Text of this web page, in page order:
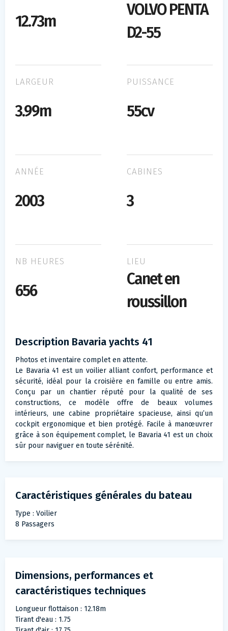
12.73m
VOLVO PENTA
D2-55
LARGEUR
3.99m
PUISSANCE
55cv
ANNÉE
2003
CABINES
3
NB HEURES
656
LIEU
Canet en
roussillon
Description Bavaria yachts 41
Photos et inventaire complet en attente.
Le Bavaria 41 est un voilier alliant confort, performance et
sécurité, idéal pour la croisière en famille ou entre amis.
Conçu par un chantier réputé pour la qualité de ses
constructions, ce modèle offre de beaux volumes
intérieurs, une cabine propriétaire spacieuse, ainsi qu’un
cockpit ergonomique et bien protégé. Facile à manœuvrer
grâce à son équipement complet, le Bavaria 41 est un choix
sûr pour naviguer en toute sérénité.
Caractéristiques générales du bateau
Type : Voilier
8 Passagers
Dimensions, performances et
caractéristiques techniques
Longueur flottaison : 12.18m
Tirant d'eau : 1.75